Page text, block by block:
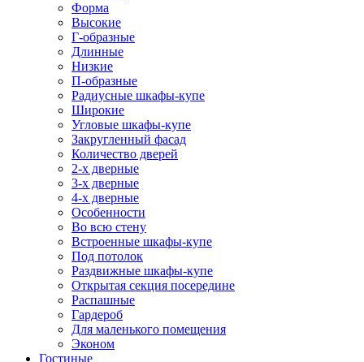
Форма
Высокие
Г-образные
Длинные
Низкие
П-образные
Радиусные шкафы-купе
Широкие
Угловые шкафы-купе
Закругленный фасад
Количество дверей
2-х дверные
3-х дверные
4-х дверные
Особенности
Во всю стену
Встроенные шкафы-купе
Под потолок
Раздвижные шкафы-купе
Открытая секция посередине
Распашные
Гардероб
Для маленького помещения
Эконом
Гостиные